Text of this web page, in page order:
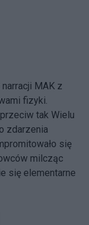
MAK z
fizyki.
tak Wielu
zdarzenia
się
milcząc
się elementarne